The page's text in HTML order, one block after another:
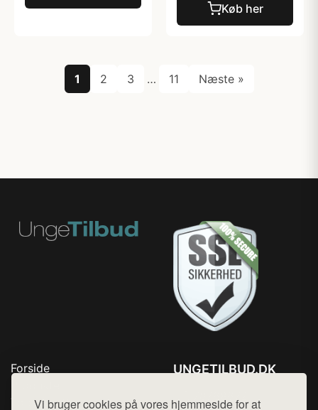
Vi bruger cookies på vores hjemmeside for at
Køb her
1 2 3 … 11 Næste »
Forside
Top Rabatter
UNGETILBUD.DK